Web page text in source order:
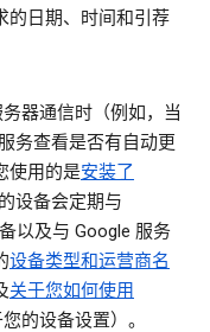
的日期、时间和引荐
器通信时（例如，当
务查看是否有自动更
使用的是安装了
设备会定期与
以及与 Google 服务
设备类型和运营商名
关于您如何使用
的设备设置）。